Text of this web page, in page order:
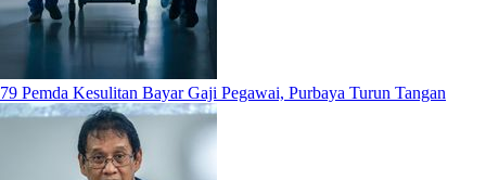
79 Pemda Kesulitan Bayar Gaji Pegawai, Purbaya Turun Tangan